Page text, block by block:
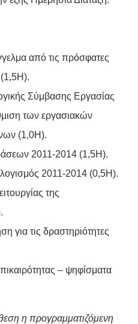
από τις πρόσφατες
(1,5Η).
Σύμβασης Εργασίας
των εργασιακών
(1,0Η).
2011-2014 (1,5Η).
2011-2014 (0,5Η).
της
για τις δραστηριότητες
– ψηφίσματα
η προγραμματιζόμενη